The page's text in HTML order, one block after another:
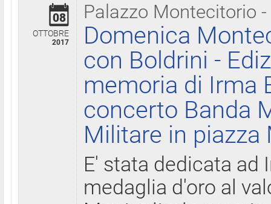
Palazzo Montecitorio
08
OTTOBRE
2017
Domenica
con Boldrini -
memoria di Irma
concerto Banda
Militare in
E' stata dedicata ad
medaglia d'oro al